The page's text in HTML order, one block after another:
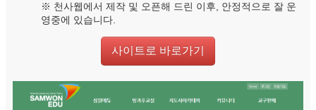
※ 천사웹에서 제작 및 오픈해 드린 이후, 안정적으로 잘 운
영중에 있습니다.
사이트로 바로가기